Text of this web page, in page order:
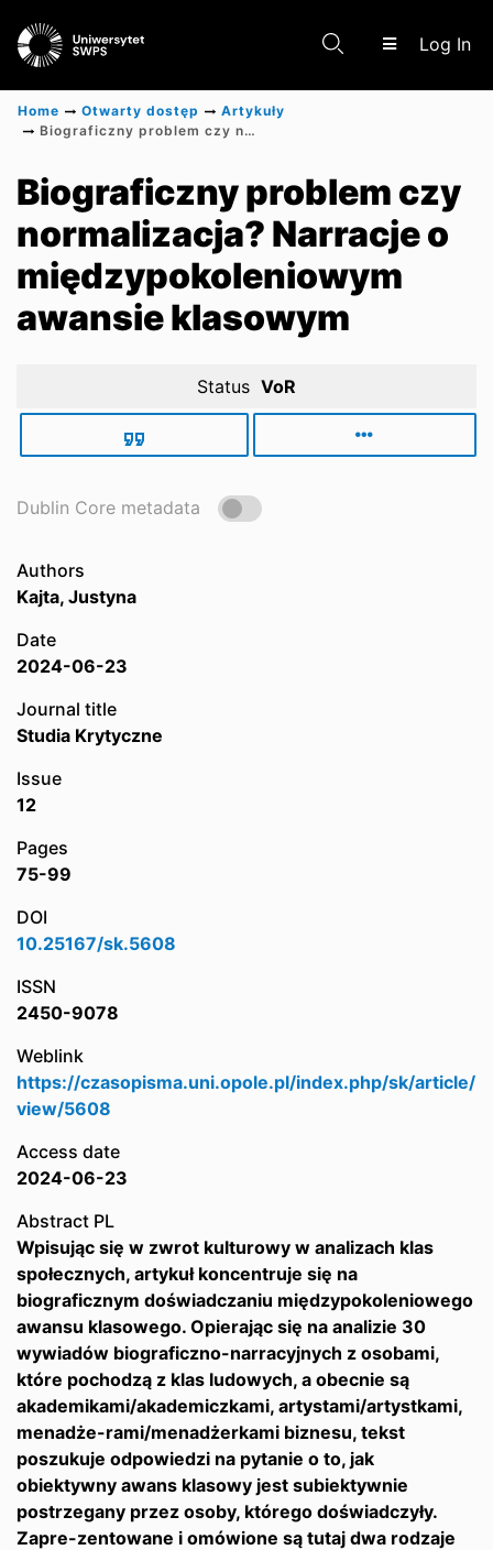
Log In
Scientific research results
Home Otwarty dostęp
Artykuły
Biograficzny problem czy normalizacja? Narracje o międzypokoleniowym awansie klasowym
Biograficzny problem czy
normalizacja? Narracje o
międzypokoleniowym
awansie klasowym
Status VoR
Dublin Core metadata
Authors
Kajta, Justyna
Date
2024-06-23
Journal title
Studia Krytyczne
Issue
12
Pages
75-99
DOI
10.25167/sk.5608
ISSN
2450-9078
Weblink
https://czasopisma.uni.opole.pl/index.php/sk/article/
view/5608
Access date
2024-06-23
Abstract PL
Wpisując się w zwrot kulturowy w analizach klas
społecznych, artykuł koncentruje się na
biograficznym doświadczaniu międzypokoleniowego
awansu klasowego. Opierając się na analizie 30
wywiadów biograficzno-narracyjnych z osobami,
które pochodzą z klas ludowych, a obecnie są
akademikami/akademiczkami, artystami/artystkami,
menadże-rami/menadżerkami biznesu, tekst
poszukuje odpowiedzi na pytanie o to, jak
obiektywny awans klasowy jest subiektywnie
postrzegany przez osoby, którego doświadczyły.
Zapre-zentowane i omówione są tutaj dwa rodzaje